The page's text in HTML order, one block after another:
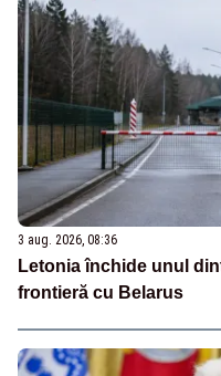
3 aug. 2026, 08:36
Letonia închide unul
frontieră cu Belarus